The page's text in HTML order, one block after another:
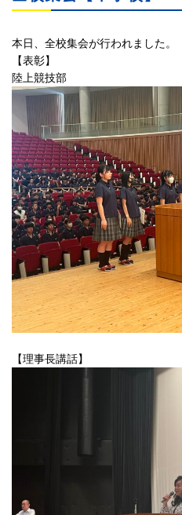
本日、全校集会が行われました。
【表彰】
陸上競技部
【理事長講話】